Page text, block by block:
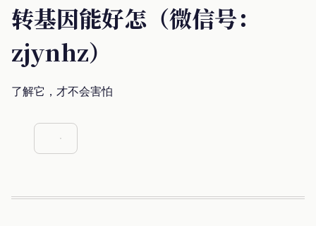
转基因能好怎（微信号：
zjynhz）
了解它，才不会害怕